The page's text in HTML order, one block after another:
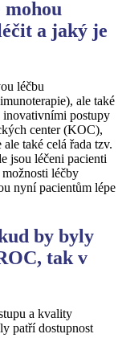
a jaký je
léčbu
ale také
inovativními postupy
center (KOC),
také celá řada tzv.
jsou léčeni pacienti
léčby
nyní pacientům lépe
by byly
tak v
a kvality
patří dostupnost